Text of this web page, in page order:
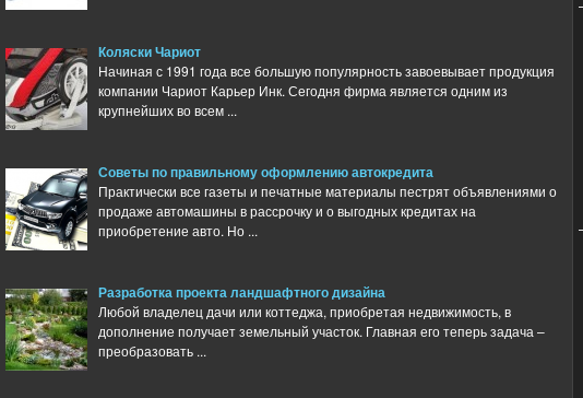
Коляски Чариот
Начиная с 1991 года все большую популярность завоевывает продукция
компании Чариот Карьер Инк. Сегодня фирма является одним из
крупнейших во всем ...
Советы по правильному оформлению автокредита
Практически все газеты и печатные материалы пестрят объявлениями о
продаже автомашины в рассрочку и о выгодных кредитах на
приобретение авто. Но ...
Разработка проекта ландшафтного дизайна
Любой владелец дачи или коттеджа, приобретая недвижимость, в
дополнение получает земельный участок. Главная его теперь задача –
преобразовать ...